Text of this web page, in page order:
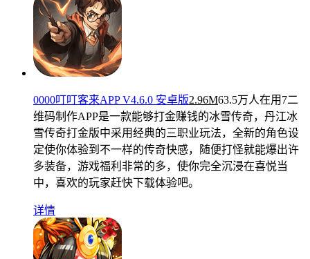
0000叮叮客来APP V4.6.0 安卓版2.96M63.5万人在用 7二
维码制作APP是一款能够打金赚钱的冰雪传奇，丹江冰
雪传奇打金版中采用经典的三职业玩法，全新的角色设
定使你体验到不一样的传奇快感，随便打怪就能爆出许
多装备，游戏福利非常的多，使你完全沉浸在喜悦当
中，喜欢的玩家赶快下载体验吧。
详情